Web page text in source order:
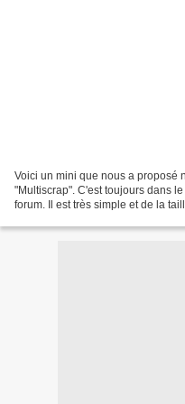
Voici un mini que nous a proposé
"Multiscrap". C'est toujours dans
forum. Il est très simple et de la